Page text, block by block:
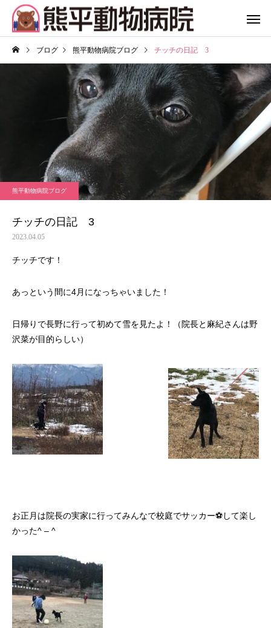
ブログ 熊平動物病院ブログ チッチの日記 3
熊平動物病院ブログ
チッチの日記 3
2023.04.05
チッチです！
あっという間に4月になっちゃいました！
日帰りで長野に行って初めて雪を見たよ！（院長と麻紀さんは野
沢菜が目的らしい）
お正月は院長の実家に行ってみんなで校庭でサッカー⚽️して楽し
かった^ – ^